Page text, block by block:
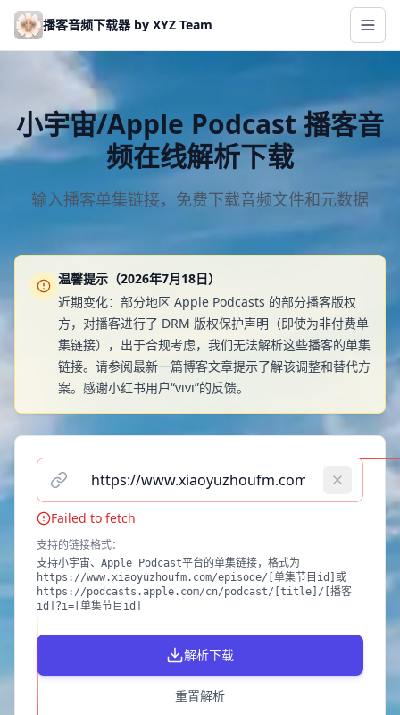
Skip to main content
播客音频下载器 by XYZ Team
小宇宙/Apple Podcast 播客音
频在线解析下载
输入播客单集链接，免费下载音频文件和元数据
温馨提示（2026年7月18日）
近期变化：部分地区 Apple Podcasts 的部分播客版权
方，对播客进行了 DRM 版权保护声明（即使为非付费单
集链接），出于合规考虑，我们无法解析这些播客的单集
链接。请参阅最新一篇博客文章提示了解该调整和替代方
案。感谢小红书用户“vivi”的反馈。
请输入播客单集链接（支持小宇宙、Apple Podcast）
Failed to fetch
支持的链接格式：
支持小宇宙、Apple Podcast平台的单集链接，格式为
https://www.xiaoyuzhoufm.com/episode/[单集节目id]或
https://podcasts.apple.com/cn/podcast/[title]/[播客
id]?i=[单集节目id]
解析下载
重置解析